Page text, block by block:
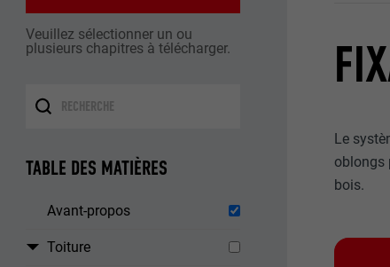
Veuillez sélectionner un ou
plusieurs chapitres à télécharger.
TABLE DES MATIÈRES
Avant-propos
Toiture
Le
oblongs
bois.